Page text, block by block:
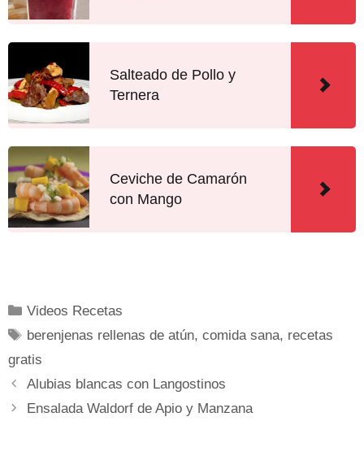
Salteado de Pollo y
Ternera
Ceviche de Camarón
con Mango
Videos Recetas
berenjenas rellenas de atún,comida sana, recetas
gratis
Alubias blancas con Langostinos
Ensalada Waldorf de Apio y Manzana